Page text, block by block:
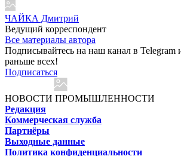
ЧАЙКА Дмитрий
Ведущий корреспондент
Все материалы автора
Подписывайтесь на наш канал в Telegram
раньше всех!
Подписаться
НОВОСТИ ПРОМЫШЛЕННОСТИ
Редакция
Коммерческая служба
Партнёры
Выходные данные
Политика конфиденциальности